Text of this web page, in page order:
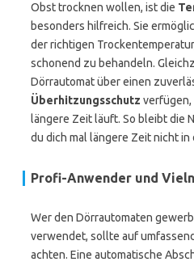
Obst trocknen wollen, ist die
besonders hilfreich. Sie
der richtigen
schonend zu behandeln.
Dörrautomat über einen
Überhitzungsschutz verfügen,
längere Zeit läuft. So bleibt die
du dich mal längere Zeit nicht in
Profi-Anwender und
Wer den Dörrautomaten
verwendet, sollte auf
achten. Eine automatische